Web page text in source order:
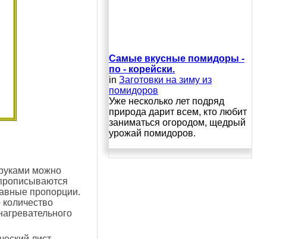
можно
пропорции.
Самые вкусные помидоры -
по - корейски.
in Заготовки на зиму из
помидоров
Уже несколько лет подряд
природа дарит всем, кто любит
заниматься огородом, щедрый
урожай помидоров.